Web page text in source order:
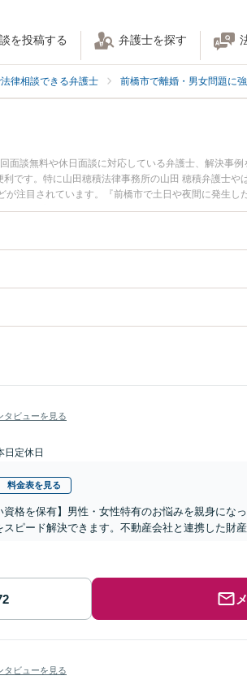
を投稿する 弁護士を探す
律相談できる弁護士 前橋市で離婚・男女問題に
面談無料や休日面談に対応している弁護士、解決事
です。特に山田穂積法律事務所の山田 穂積弁護士
注目されています。『前橋市で土日や夜間に発生
い』『初回相談無料で有責配偶者を法律相談できる
タビューを見る
日定休日
料金表を見る
資格を保有】男性・女性特有のお悩みを親身にな
ピード解決できます。不動産会社と連携した財
タビューを見る